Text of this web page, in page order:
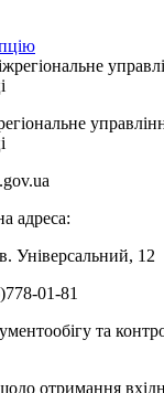
адреса:
Універсальний, 12
01-81
та
отримання